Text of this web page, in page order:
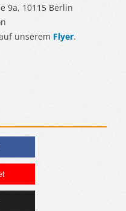
9a, 10115 Berlin
unserem Flyer.